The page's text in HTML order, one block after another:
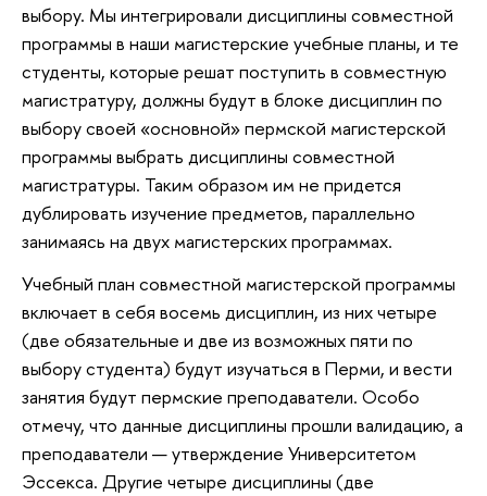
выбору. Мы интегрировали дисциплины совместной
программы в наши магистерские учебные планы, и те
студенты, которые решат поступить в совместную
магистратуру, должны будут в блоке дисциплин по
выбору своей «основной» пермской магистерской
программы выбрать дисциплины совместной
магистратуры. Таким образом им не придется
дублировать изучение предметов, параллельно
занимаясь на двух магистерских программах.
Учебный план совместной магистерской программы
включает в себя восемь дисциплин, из них четыре
(две обязательные и две из возможных пяти по
выбору студента) будут изучаться в Перми, и вести
занятия будут пермские преподаватели. Особо
отмечу, что данные дисциплины прошли валидацию, а
преподаватели — утверждение Университетом
Эссекса. Другие четыре дисциплины (две